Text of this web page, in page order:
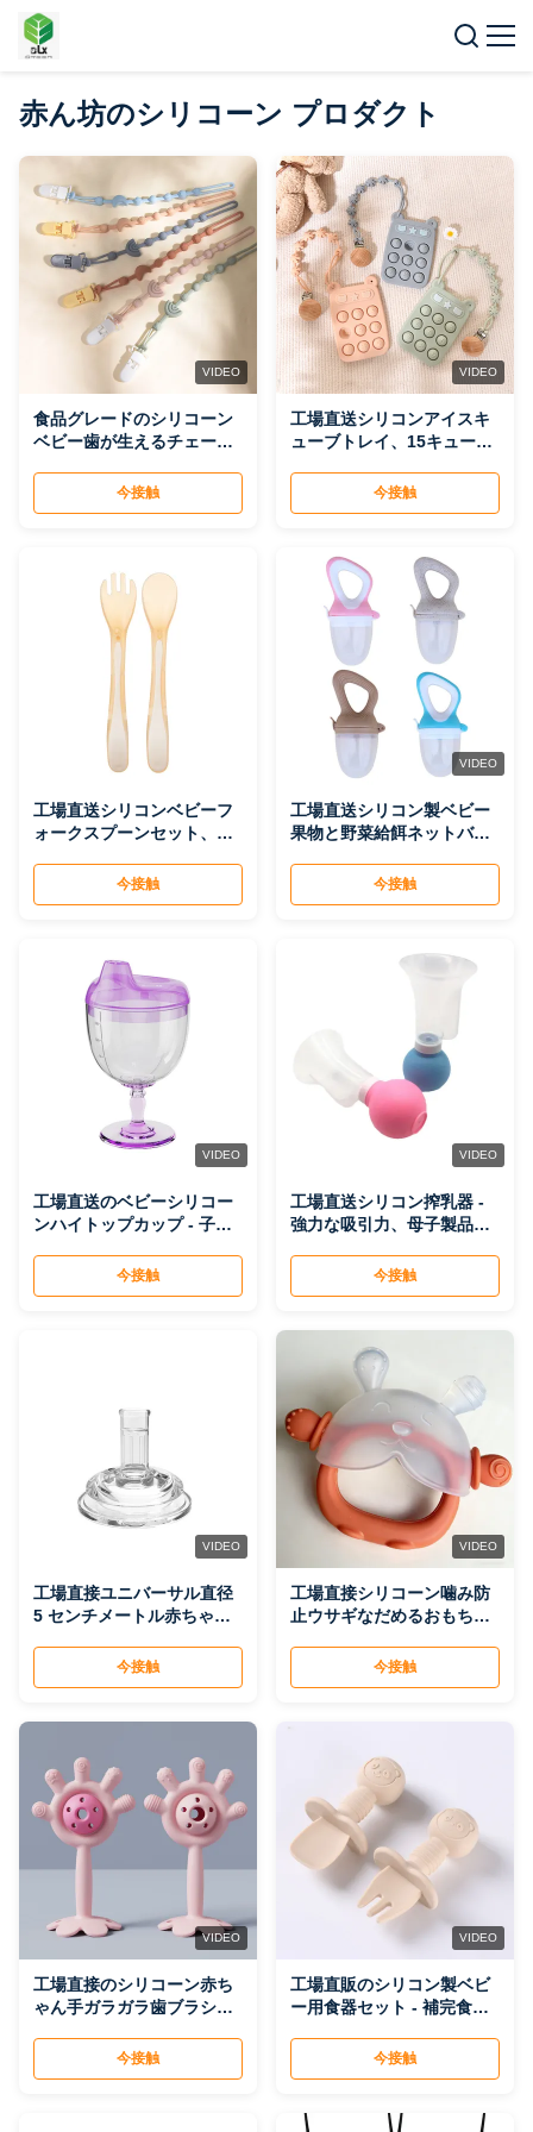
赤ん坊のシリコーン プロダクト
VIDEO
食品グレードのシリコーン
ベビー歯が生えるチェーン
ゃぶりクリップチェーン幼
児歯研削卸売
今接触
VIDEO
工場直送シリコンアイスキ
ューブトレイ、15キューブ
商業用膜製氷装置
今接触
工場直送シリコンベビーフ
ォークスプーンセット、セ
ニング用の赤ちゃん補助食
品器具、BPAフリーの子供
今接触
VIDEO
工場直送シリコン製ベビー
果物と野菜給餌ネットバッ
防止ベビー給餌アクセサリ
ー
今接触
VIDEO
工場直送のベビーシリコー
ンハイトップカップ - 子供
カップ、ウォーターカッ
プ、落下防止デザインの学
今接触
VIDEO
工場直送シリコン搾乳器 -
強力な吸引力、母子製品、
今接触
VIDEO
工場直接ユニバーサル直径
5 センチメートル赤ちゃん
口、ピジョン哺乳瓶アクセ
サリー、B2B 卸売
今接触
VIDEO
工場直接シリコーン噛み防
止ウサギなだめるおもちゃ
快適なおもちゃ、B2B 卸売
今接触
VIDEO
工場直接のシリコーン赤ち
ゃん手ガラガラ歯ブラシお
腔開発 & 歯が生えるスティ
ック、B2B 卸売のためのチ
今接触
VIDEO
工場直販のシリコン製ベビ
ー用食器セット - 補完食用
児用フォーク、BPAフリー
の食器
今接触